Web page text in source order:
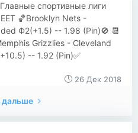
спортивные лиги
🏀Brooklyn Nets -
Ф2(+1.5) -- 1.98 (Pin)🚫 📆
Grizzlies - Cleveland
-- 1.92 (Pin)✅
26 Дек 2018
дальше